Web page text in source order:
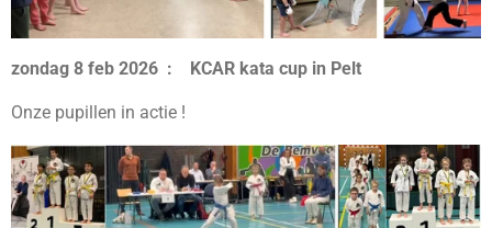
zondag 8 feb 2026 : KCAR kata cup in Pelt
Onze pupillen in actie !